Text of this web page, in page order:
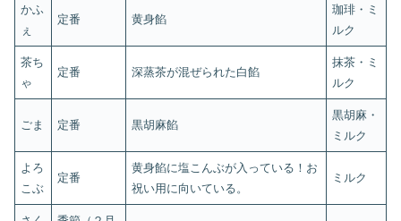
かふ
ぇ
定番 黄身餡
珈琲・ミ
ルク
茶ち
ゃ
定番 深蒸茶が混ぜられた白餡
抹茶・ミ
ルク
ごま 定番 黒胡麻餡
黒胡麻・
ミルク
よろ
こぶ
定番
黄身餡に塩こんぶが入っている！お
祝い用に向いている。
ミルク